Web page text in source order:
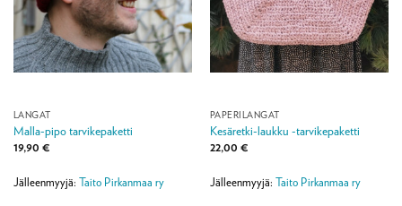
LANGAT
Malla-pipo tarvikepaketti
19,90 €
Jälleenmyyjä: Taito Pirkanmaa ry
PAPERILANGAT
Kesäretki-laukku -tarvikepaketti
22,00 €
Jälleenmyyjä: Taito Pirkanmaa ry